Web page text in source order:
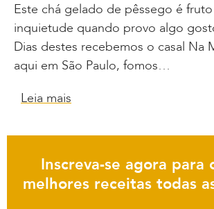
Este chá gelado de pêssego é
inquietude quando provo algo
Dias destes recebemos o casal Na
aqui em São Paulo, fomos…
Leia mais
Inscreva-se agora para
melhores receitas todas